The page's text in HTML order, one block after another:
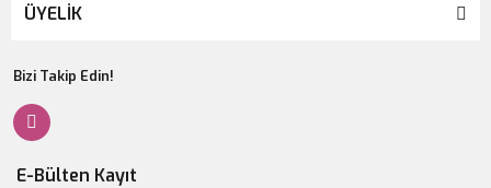
ÜYELİK
Bizi Takip Edin!
E-Bülten Kayıt